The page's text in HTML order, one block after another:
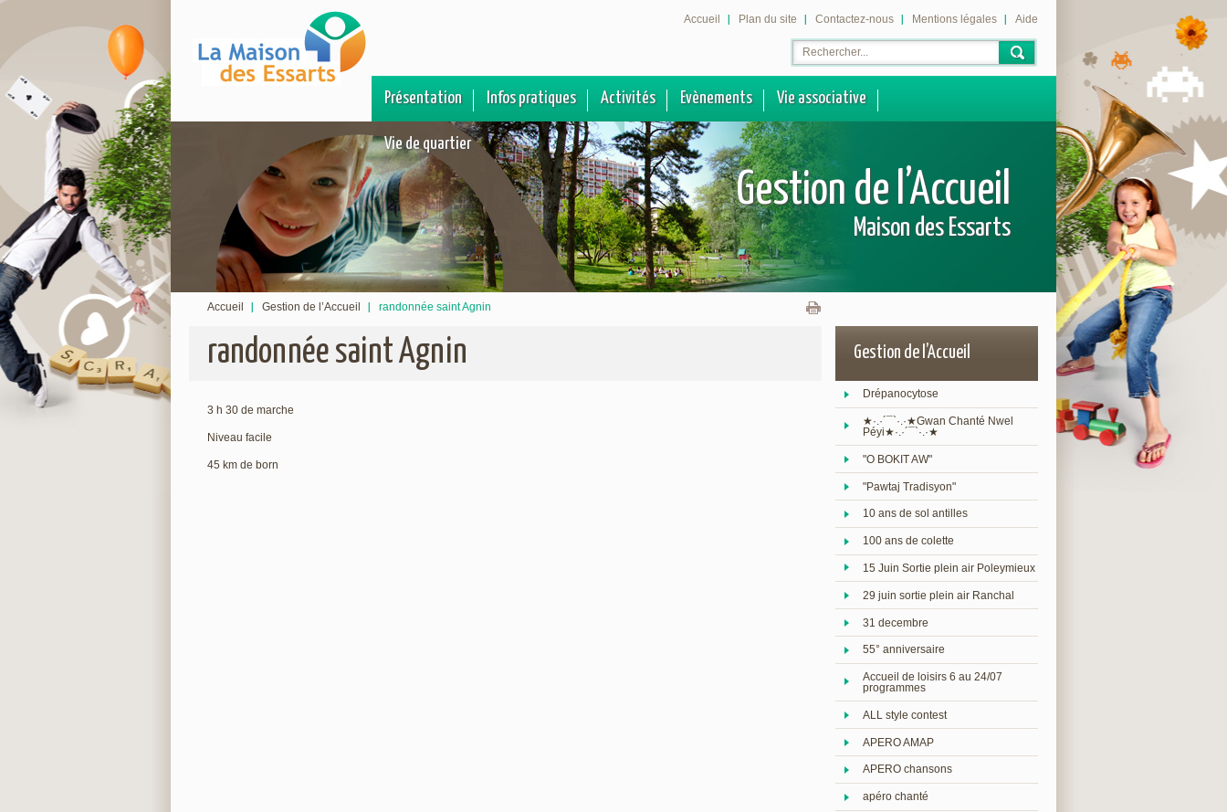
Accueil Plan du site Contactez-nous Mentions légales Aide
Présentation Infos pratiques Activités Evènements Vie associative
Vie de quartier
Gestion de l’Accueil
Maison des Essarts
Accueil Gestion de l’Accueil randonnée saint Agnin
randonnée saint Agnin
3 h 30 de marche
Niveau facile
45 km de born
Gestion de l’Accueil
Drépanocytose
★·.·´¯`·.·★Gwan Chanté Nwel
Péyi★·.·´¯`·.·★
"O BOKIT AW"
"Pawtaj Tradisyon"
10 ans de sol antilles
100 ans de colette
15 Juin Sortie plein air Poleymieux
29 juin sortie plein air Ranchal
31 decembre
55° anniversaire
Accueil de loisirs 6 au 24/07
programmes
ALL style contest
APERO AMAP
APERO chansons
apéro chanté